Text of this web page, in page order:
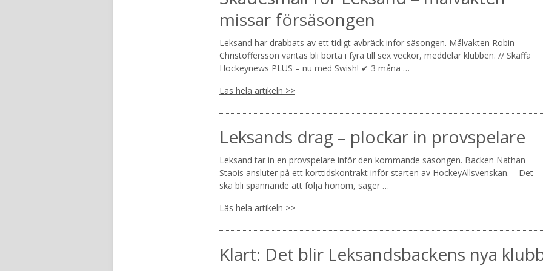
missar försäsongen
Leksand har drabbats av ett tidigt avbräck inför säsongen. Målvakten Robin
Christoffersson väntas bli borta i fyra till sex veckor, meddelar klubben. // Skaffa
Hockeynews PLUS – nu med Swish! ✔ 3 måna …
Läs hela artikeln >>
Leksands drag – plockar in provspelare
Leksand tar in en provspelare inför den kommande säsongen. Backen Nathan
Staois ansluter på ett korttidskontrakt inför starten av HockeyAllsvenskan. – Det
ska bli spännande att följa honom, säger …
Läs hela artikeln >>
Klart: Det blir Leksandsbackens nya